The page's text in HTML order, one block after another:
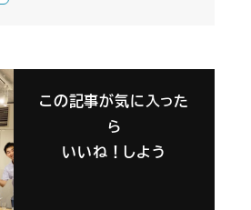
この記事が気に入った
ら
いいね！しよう